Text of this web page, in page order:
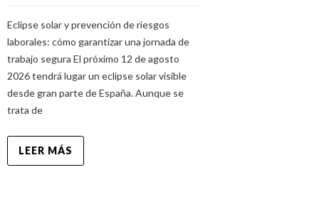
Eclipse solar y prevención de riesgos
laborales: cómo garantizar una jornada de
trabajo segura El próximo 12 de agosto
2026 tendrá lugar un eclipse solar visible
desde gran parte de España. Aunque se
trata de
LEER MÁS